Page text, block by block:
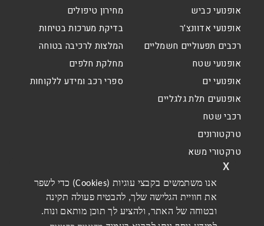
אנו משתמשים בקבצי עוגיות (Cookies) כדי לשפר
את חוויית הגלישה שלך, להבטיח פעולה תקינה
ובטוחה של האתר, ולהציע לך תוכן מותאם ונוח.
x
אופנועי כביש
אופנועי אדוונצ’ר
רכבים תפעוליים חשמליים
אופנועי שטח
אופנועי ים
אופנועים תלת גלגליים
רכבי שטח
טרקטורונים
טרקטורי משא
מחירון טיפולים
בדיקת מערכות בטיחות
המלצות לרכיבה בטוחה
מחלקת חלפים
ספרי רכב ומידע ללקוחות